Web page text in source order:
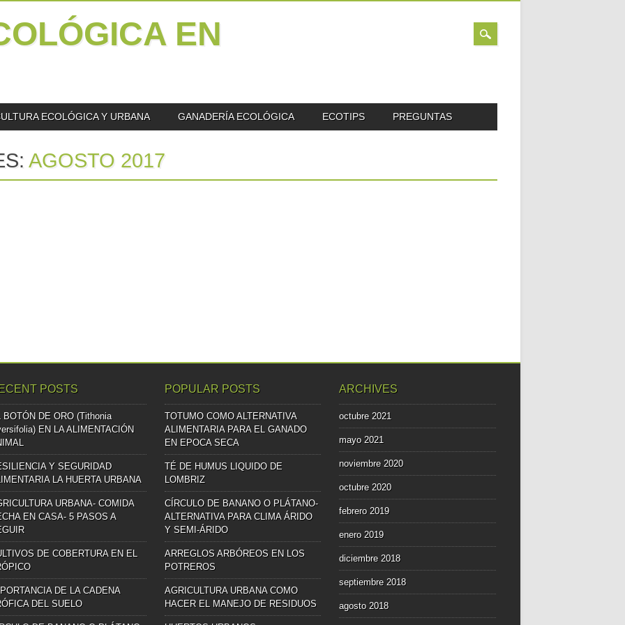
EN
ECOLÓGICA Y URBANA GANADERÍA ECOLÓGICA ECOTIPS PREGUNTAS
AGOSTO 2017
POSTS
BOTÓN DE ORO (Tithonia
EN LA ALIMENTACIÓN
Y SEGURIDAD
LA HUERTA URBANA
URBANA- COMIDA
EN CASA- 5 PASOS A
DE COBERTURA EN EL
DE LA CADENA
DEL SUELO
POPULAR POSTS
TOTUMO COMO ALTERNATIVA
ALIMENTARIA PARA EL GANADO
EN EPOCA SECA
TÉ DE HUMUS LIQUIDO DE
LOMBRIZ
CÍRCULO DE BANANO O PLÁTANO-
ALTERNATIVA PARA CLIMA ÁRIDO
Y SEMI-ÁRIDO
ARREGLOS ARBÓREOS EN LOS
POTREROS
AGRICULTURA URBANA COMO
HACER EL MANEJO DE RESIDUOS
ARCHIVES
octubre 2021
mayo 2021
noviembre 2020
octubre 2020
febrero 2019
enero 2019
diciembre 2018
septiembre 2018
agosto 2018